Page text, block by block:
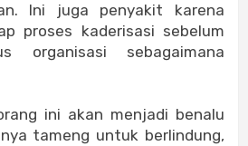
Ini juga penyakit karena
proses kaderisasi sebelum
organisasi sebagaimana
ini akan menjadi benalu
tameng untuk berlindung,